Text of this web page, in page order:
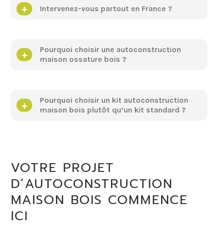
Intervenez-vous partout en France ?
Pourquoi choisir une autoconstruction
maison ossature bois ?
Pourquoi choisir un kit autoconstruction
maison bois plutôt qu’un kit standard ?
VOTRE PROJET
D’AUTOCONSTRUCTION
MAISON BOIS COMMENCE
ICI